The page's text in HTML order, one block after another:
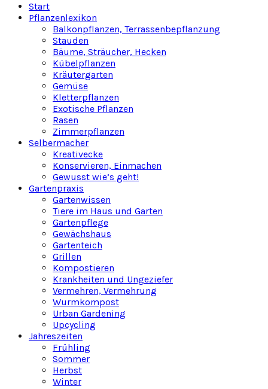
Start
Pflanzenlexikon
Balkonpflanzen, Terrassenbepflanzung
Stauden
Bäume, Sträucher, Hecken
Kübelpflanzen
Kräutergarten
Gemüse
Kletterpflanzen
Exotische Pflanzen
Rasen
Zimmerpflanzen
Selbermacher
Kreativecke
Konservieren, Einmachen
Gewusst wie’s geht!
Gartenpraxis
Gartenwissen
Tiere im Haus und Garten
Gartenpflege
Gewächshaus
Gartenteich
Grillen
Kompostieren
Krankheiten und Ungeziefer
Vermehren, Vermehrung
Wurmkompost
Urban Gardening
Upcycling
Jahreszeiten
Frühling
Sommer
Herbst
Winter